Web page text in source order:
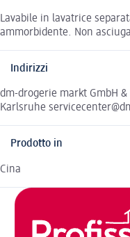
Lavabile in lavatrice
ammorbidente. Non
Indirizzi
dm-drogerie markt GmbH &
Karlsruhe
Prodotto in
Cina